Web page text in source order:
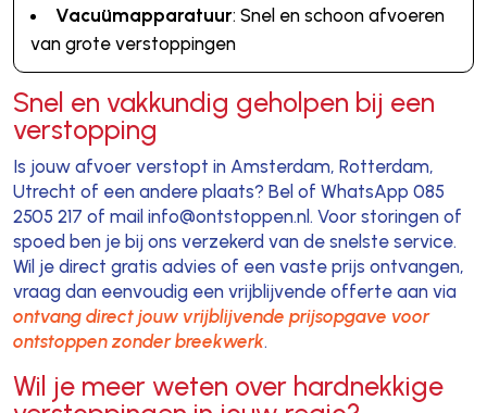
Vacuümapparatuur: Snel en schoon afvoeren
van grote verstoppingen
Snel en vakkundig geholpen bij een
verstopping
Is jouw afvoer verstopt in Amsterdam, Rotterdam,
Utrecht of een andere plaats? Bel of WhatsApp 085
2505 217 of mail info@ontstoppen.nl. Voor storingen of
spoed ben je bij ons verzekerd van de snelste service.
Wil je direct gratis advies of een vaste prijs ontvangen,
vraag dan eenvoudig een vrijblijvende offerte aan via
ontvang direct jouw vrijblijvende prijsopgave voor
ontstoppen zonder breekwerk.
Wil je meer weten over hardnekkige